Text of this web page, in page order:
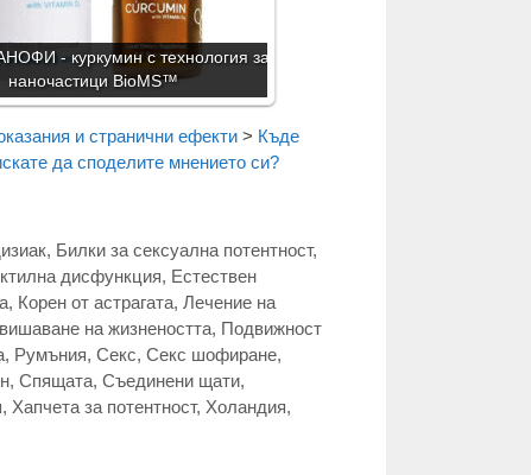
- куркумин с технология за
наночастици BioMS™
и странични ефекти > Къде
да споделите мнението си?
, Билки за сексуална потентност,
дисфункция, Естествен
, Корен от астрагата, Лечение на
на жизнеността, Подвижност
, Румъния, Секс, Секс шофиране,
, Спящата, Съединени щати,
, Хапчета за потентност, Холандия,